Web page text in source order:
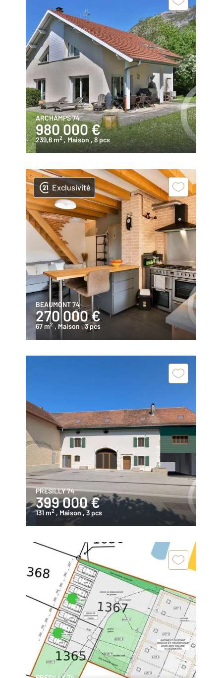
ARCHAMPS 74
980 000 €
239,6 m2 , Maison, 8 pcs
Exclusivité
BEAUMONT 74
270 000 €
67 m2 , Maison , 3 pcs
PRESILLY 74
399 000 €
131 m2 , Maison , 3 pcs